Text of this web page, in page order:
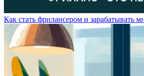
Как стать фрилансером и зарабатывать